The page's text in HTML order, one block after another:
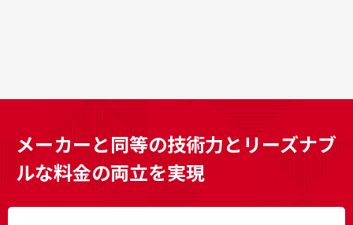
メーカーと同等の技術力と リーズナブ
ルな料金の両立を実現